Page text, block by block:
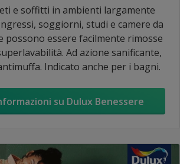
e soffitti in ambienti largamente
soggiorni, studi e camere da
possono essere facilmente rimosse
Ad azione sanificante,
Indicato anche per i bagni.
su Dulux Benessere